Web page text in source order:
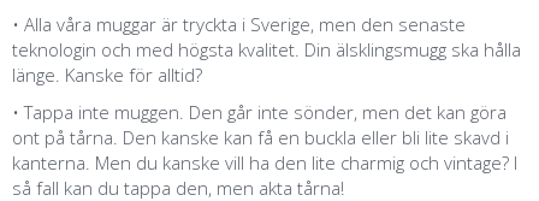
• Alla våra muggar är tryckta i Sverige, men den senaste
teknologin och med högsta kvalitet. Din älsklingsmugg ska hålla
länge. Kanske för alltid?
• Tappa inte muggen. Den går inte sönder, men det kan göra
ont på tårna. Den kanske kan få en buckla eller bli lite skavd i
kanterna. Men du kanske vill ha den lite charmig och vintage? I
så fall kan du tappa den, men akta tårna!